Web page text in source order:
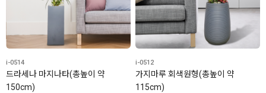
i-0514
드라세나 마지나타(총높이 약
150cm)
i-0512
가지마루 회색원형(총높이 약
115cm)